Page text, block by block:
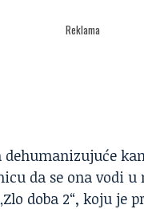
Reklama
da se ona vodi
doba 2“, koju je